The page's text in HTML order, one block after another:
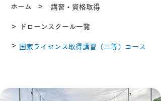
ホーム
>
> 講習・資格取得
ドローンスクール一覧
> 国家ライセンス取得講習（二等）コース